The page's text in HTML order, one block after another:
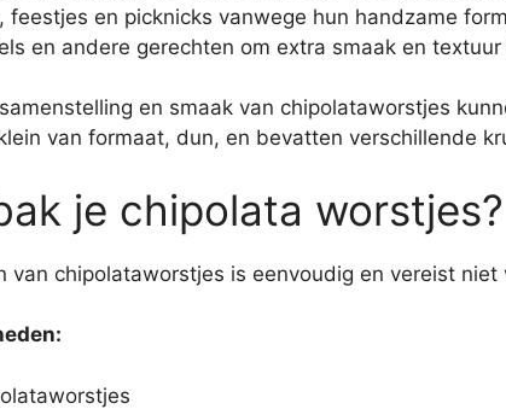
feestjes en picknicks vanwege hun handzame
en andere gerechten om extra smaak en
en smaak van chipolataworstjes
van formaat, dun, en bevatten verschillende
je chipolata worstjes?
van chipolataworstjes is eenvoudig en vereist